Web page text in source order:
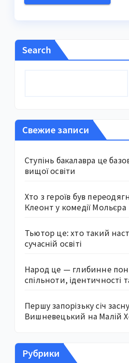
Search
Свежие записи
Ступінь бакалавра це
вищої освіти
Хто з героїв був
Клеонт у комедії Мольєра
Тьютор це: хто такий
сучасній освіті
Народ це — глибинне
спільноти, ідентичності
Першу запорізьку січ
Вишневецький на Малій
Рубрики